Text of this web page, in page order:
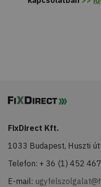
FixDirect Kft.
1033 Budapest, Huszti
Telefon: + 36 (1) 452
E-mail: